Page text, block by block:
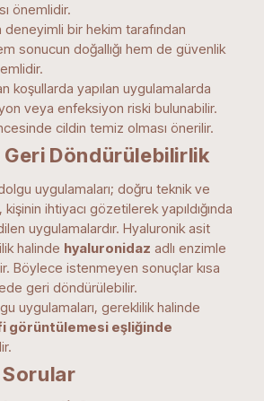
önemlidir.
deneyimli bir hekim tarafından
sonucun doğallığı hem de güvenlik
koşullarda yapılan uygulamalarda
veya enfeksiyon riski bulunabilir.
cildin temiz olması önerilir.
Geri Döndürülebilirlik
uygulamaları; doğru teknik ve
ihtiyacı gözetilerek yapıldığında
uygulamalardır. Hyaluronik asit
halinde hyaluronidaz adlı enzimle
Böylece istenmeyen sonuçlar kısa
geri döndürülebilir.
uygulamaları, gereklilik halinde
görüntülemesi eşliğinde
Sorular